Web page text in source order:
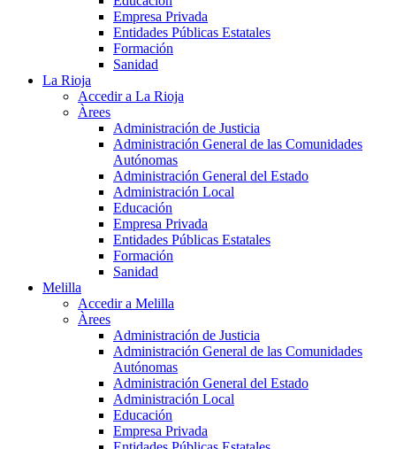
Empresa Privada
Entidades Públicas Estatales
Formación
Sanidad
La Rioja
Accedir a La Rioja
Àrees
Administración de Justicia
Administración General de las Comunidades
Autónomas
Administración General del Estado
Administración Local
Educación
Empresa Privada
Entidades Públicas Estatales
Formación
Sanidad
Melilla
Accedir a Melilla
Àrees
Administración de Justicia
Administración General de las Comunidades
Autónomas
Administración General del Estado
Administración Local
Educación
Empresa Privada